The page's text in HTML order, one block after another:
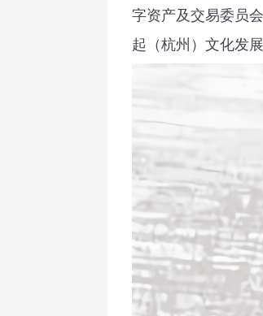
字资产及交易委员
起（杭州）文化发